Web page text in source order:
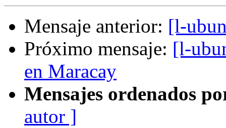
Mensaje anterior: [l-
Próximo mensaje: [l-
en Maracay
Mensajes ordenados
autor ]